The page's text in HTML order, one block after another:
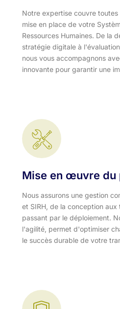
Notre expertise couvre toutes
mise en place de votre
Ressources Humaines. De la
stratégie digitale à
nous vous accompagnons
innovante pour garantir une
Mise en œuvre du
Nous assurons une gestion
et SIRH, de la conception
passant par le déploiement.
l'agilité, permet d'optimiser
le succès durable de votre